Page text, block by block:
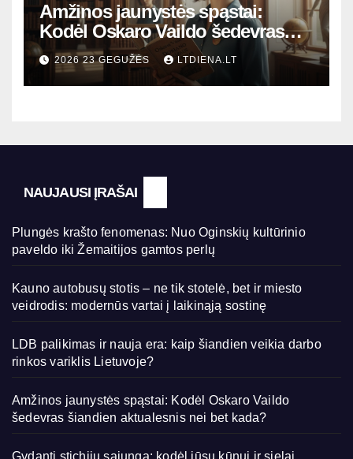
Amžinos jaunystės spąstai:
Kodėl Oskaro Vaildo šedevras
šiandien aktualesnis nei bet
kada?
2026 23 GEGUŽĖS LTDIENA.LT
NAUJAUSI ĮRAŠAI
Plungės krašto fenomenas: Nuo Oginskių kultūrinio
paveldo iki Žemaitijos gamtos perlų
Kauno autobusų stotis – ne tik stotelė, bet ir miesto
veidrodis: modernūs vartai į laikinąją sostinę
LDB palikimas ir nauja era: kaip šiandien veikia darbo
rinkos variklis Lietuvoje?
Amžinos jaunystės spąstai: Kodėl Oskaro Vaildo
šedevras šiandien aktualesnis nei bet kada?
Gydanti stichijų sąjunga: kodėl jūsų kūnui ir sielai